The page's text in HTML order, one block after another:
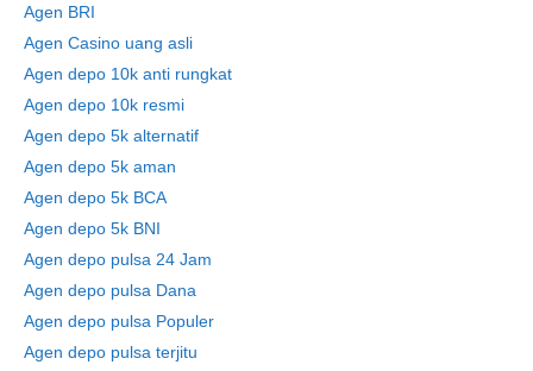
Agen BRI
Agen Casino uang asli
Agen depo 10k anti rungkat
Agen depo 10k resmi
Agen depo 5k alternatif
Agen depo 5k aman
Agen depo 5k BCA
Agen depo 5k BNI
Agen depo pulsa 24 Jam
Agen depo pulsa Dana
Agen depo pulsa Populer
Agen depo pulsa terjitu